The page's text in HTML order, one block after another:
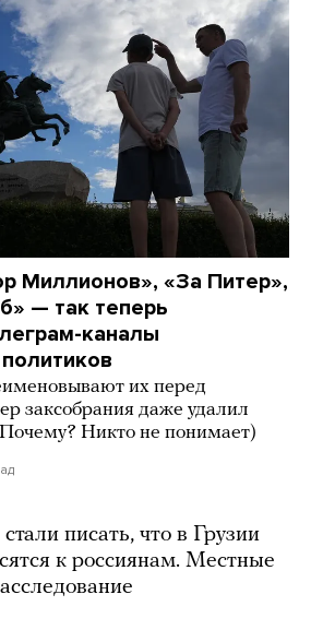
Миллионов», «За Питер»,
— так теперь
каналы
их перед
заксобрания даже удалил
Никто не понимает)
писать, что в Грузии
к россиянам. Местные